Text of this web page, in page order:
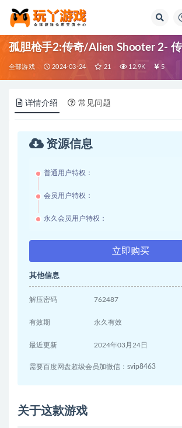
孤胆枪手2:传奇/Alien Shooter 2-
全部游戏 2024-03-24 21 12.9K 5
详情介绍 常见问题
资源信息
普通用户特权：
会员用户特权：
永久会员用户特权：
立即购买
其他信息
解压密码 762487
有效期 永久有效
最近更新 2024年03月24日
需要百度网盘超级会员加微信：svip8463
关于这款游戏